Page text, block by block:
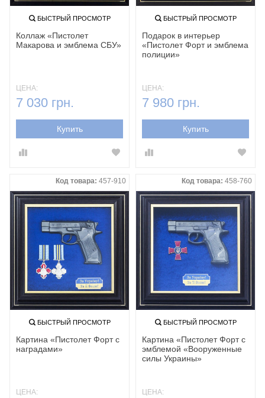
БЫСТРЫЙ ПРОСМОТР
Коллаж «Пистолет
Макарова и эмблема СБУ»
ЦЕНА:
7 030 грн.
Купить
БЫСТРЫЙ ПРОСМОТР
Подарок в интерьер
«Пистолет Форт и эмблема
полиции»
ЦЕНА:
7 980 грн.
Купить
Код товара: 457-910
БЫСТРЫЙ ПРОСМОТР
Картина «Пистолет Форт с
наградами»
ЦЕНА:
Код товара: 458-760
БЫСТРЫЙ ПРОСМОТР
Картина «Пистолет Форт с
эмблемой «Вооруженные
силы Украины»
ЦЕНА: